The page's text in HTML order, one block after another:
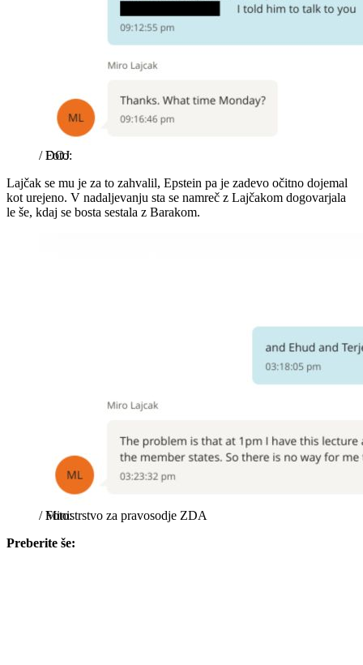
/DOJ
Lajčak se mu je za to zahvalil, Epstein pa je zadevo očitno dojemal
kot urejeno. V nadaljevanju sta se namreč z Lajčakom dogovarjala
le še, kdaj se bosta sestala z Barakom.
/Ministrstvo za pravosodje ZDA
Preberite še: